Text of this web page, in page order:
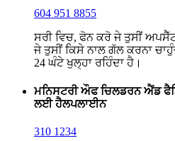
604 951 8855
ਸਰੀ ਵਿਚ, ਫੋਨ ਕਰੋ ਜੇ ਤੁਸੀਂ
ਜੇ ਤੁਸੀਂ ਕਿਸੇ ਨਾਲ ਗੱਲ ਕਰਨਾ
24 ਘੰਟੇ ਖੁਲ੍ਹਾ ਰਹਿੰਦਾ ਹੈ।
ਮਨਿਸਟਰੀ ਔਫ ਚਿਲਡਰਨ ਐਂਡ
ਲਈ ਹੈਲਪਲਾਈਨ
310 1234